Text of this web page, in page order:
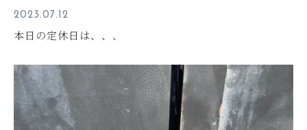
2023.07.12
本日の定休日は、、、